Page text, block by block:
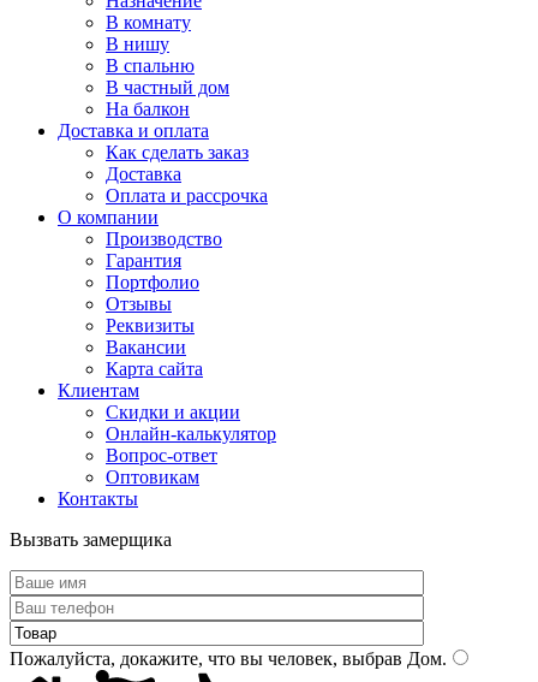
В комнату
В нишу
В спальню
В частный дом
На балкон
Доставка и оплата
Как сделать заказ
Доставка
Оплата и рассрочка
О компании
Производство
Гарантия
Портфолио
Отзывы
Реквизиты
Вакансии
Карта сайта
Клиентам
Скидки и акции
Онлайн-калькулятор
Вопрос-ответ
Оптовикам
Контакты
Вызвать замерщика
Пожалуйста, докажите, что вы человек, выбрав Дом.